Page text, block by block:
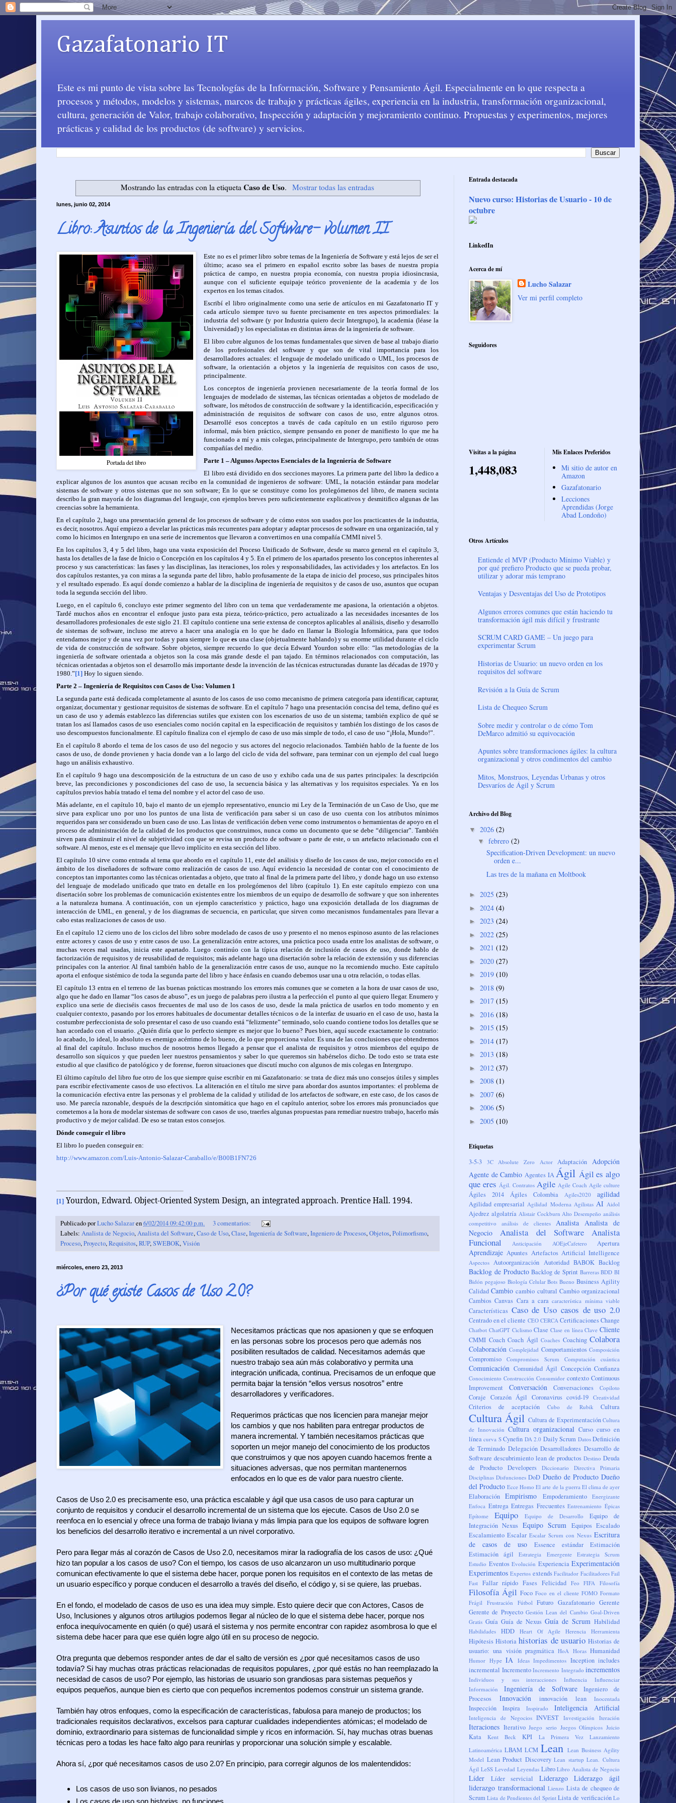
Gazafatonario IT
Este es mi punto de vista sobre las Tecnologías de la Información, Software y Pensamiento Ágil. Especialmente en lo que respecta a
procesos y métodos, modelos y sistemas, marcos de trabajo y prácticas ágiles, experiencia en la industria, transformación organizacional,
cultura, generación de Valor, trabajo colaborativo, Inspección y adaptación y mejoramiento continuo. Propuestas y experimentos, mejores
prácticas y calidad de los productos (de software) y servicios.
Mostrando las entradas con la etiquetaCaso de Uso. Mostrar todas las entradas
lunes, junio 02, 2014
Libro: Asuntos de la Ingeniería del Software- volumen II
Portada del libro
Este no es el primer libro sobre temas de la Ingeniería de Software y está lejos de ser el
último; acaso sea el primero en español escrito sobre las bases de nuestra propia
práctica de campo, en nuestra propia economía, con nuestra propia idiosincrasia,
aunque con el suficiente equipaje teórico proveniente de la academia y de los
expertos en los temas citados.
Escribí el libro originalmente como una serie de artículos en mi Gazafatonario IT y
cada artículo siempre tuvo su fuente precisamente en tres aspectos primordiales: la
industria del software (y por Industria quiero decir Intergrupo), la academia (léase la
Universidad) y los especialistas en distintas áreas de la ingeniería de software.
El libro cubre algunos de los temas fundamentales que sirven de base al trabajo diario
de los profesionales del software y que son de vital importancia para los
desarrolladores actuales: el lenguaje de modelado unificado o UML, los procesos de
software, la orientación a objetos y la ingeniería de requisitos con casos de uso,
principalmente.
Los conceptos de ingeniería provienen necesariamente de la teoría formal de los
lenguajes de modelado de sistemas, las técnicas orientadas a objetos de modelado de
software, los métodos de construcción de software y la identificación, especificación y
administración de requisitos de software con casos de uso, entre algunos otros.
Desarrollé esos conceptos a través de cada capítulo en un estilo riguroso pero
informal, más bien práctico, siempre pensando en poner de manifiesto lo que me ha
funcionado a mí y a mis colegas, principalmente de Intergrupo, pero también de otras
compañías del medio.
Parte 1 – Algunos Aspectos Esenciales de la Ingeniería de Software
El libro está dividido en dos secciones mayores. La primera parte del libro la dedico a
explicar algunos de los asuntos que acusan recibo en la comunidad de ingenieros de software: UML, la notación estándar para modelar
sistemas de software y otros sistemas que no son software; En lo que se constituye como los prolegómenos del libro, de manera sucinta
describo la gran mayoría de los diagramas del lenguaje, con ejemplos breves pero suficientemente explicativos y desmitifico algunas de las
creencias sobre la herramienta.
En el capítulo 2, hago una presentación general de los procesos de software y de cómo estos son usados por los practicantes de la industria,
es decir, nosotros. Aquí empiezo a develar las prácticas más recurrentes para adoptar y adaptar procesos de software en una organización, tal y
como lo hicimos en Intergrupo en una serie de incrementos que llevaron a convertirnos en una compañía CMMI nivel 5.
En los capítulos 3, 4 y 5 del libro, hago una vasta exposición del Proceso Unificado de Software, desde su marco general en el capítulo 3,
hasta los detalles de la fase de Inicio o Concepción en los capítulos 4 y 5. En el primero de los apartados presento los conceptos inherentes al
proceso y sus características: las fases y las disciplinas, las iteraciones, los roles y responsabilidades, las actividades y los artefactos. En los
dos capítulos restantes, ya con miras a la segunda parte del libro, hablo profusamente de la etapa de inicio del proceso, sus principales hitos
y el resultado esperado. Es aquí donde comienzo a hablar de la disciplina de ingeniería de requisitos y de casos de uso, asuntos que ocupan
toda la segunda sección del libro.
Luego, en el capítulo 6, concluyo este primer segmento del libro con un tema que verdaderamente me apasiona, la orientación a objetos.
Tardé muchos años en encontrar el enfoque justo para esta pieza, teórico-práctico, pero actualizado a las necesidades incesantes de los
desarrolladores profesionales de este siglo 21. El capítulo contiene una serie extensa de conceptos aplicables al análisis, diseño y desarrollo
de sistemas de software, incluso me atrevo a hacer una analogía en lo que he dado en llamar la Biología Informática, para que todos
entendamos mejor y de una vez por todas y para siempre lo quees una clase (objetualmente hablando) y su enorme utilidad durante el ciclo
de vida de construcción de software. Sobre objetos, siempre recuerdo lo que decía Edward Yourdon sobre ello: “las metodologías de la
ingeniería de software orientada a objetos son la cosa más grande desde el pan tajado. En términos relacionados con computación, las
técnicas orientadas a objetos son el desarrollo más importante desde la invención de las técnicas estructuradas durante las décadas de 1970 y
1980.”[1] Hoy lo siguen siendo.
Parte 2 – Ingeniería de Requisitos con Casos de Uso: Volumen 1
La segunda parte está dedicada completamente al asunto de los casos de uso como mecanismo de primera categoría para identificar, capturar,
organizar, documentar y gestionar requisitos de sistemas de software. En el capítulo 7 hago una presentación concisa del tema, defino qué es
un caso de uso y además establezco las diferencias sutiles que existen con los escenarios de uso de un sistema; también explico de qué se
tratan los así llamados casos de uso esenciales como noción capital en la especificación de requisitos y también los distingo de los casos de
uso descompuestos funcionalmente. El capítulo finaliza con el ejemplo de caso de uso más simple de todo, el caso de uso “¡Hola, Mundo!”.
En el capítulo 8 abordo el tema de los casos de uso del negocio y sus actores del negocio relacionados. También hablo de la fuente de los
casos de uso, de donde provienen y hacia donde van a lo largo del ciclo de vida del software, para terminar con un ejemplo del cual luego
hago un análisis exhaustivo.
En el capítulo 9 hago una descomposición de la estructura de un caso de uso y exhibo cada una de sus partes principales: la descripción
breve, las precondiciones y poscondiciones del caso de uso, la secuencia básica y las alternativas y los requisitos especiales. Ya en los
capítulos previos había tratado el tema del nombre y el actor del caso de uso.
Más adelante, en el capítulo 10, bajo el manto de un ejemplo representativo, enuncio mi Ley de la Terminación de un Caso de Uso, que me
sirve para explicar uno por uno los puntos de una lista de verificación para saber si un caso de uso cuenta con los atributos mínimos
requeridos para ser considerado un buen caso de uso. Las listas de verificación deben verse como instrumentos o herramientas de apoyo en el
proceso de administración de la calidad de los productos que construimos, nunca como un documento que se debe “diligenciar”. También
sirven para disminuir el nivel de subjetividad con que se revisa un producto de software o parte de este, o un artefacto relacionado con el
software. Al menos, este es el mensaje que llevo implícito en esta sección del libro.
El capítulo 10 sirve como entrada al tema que abordo en el capítulo 11, este del análisis y diseño de los casos de uso, mejor conocido en el
ámbito de los diseñadores de software como realización de casos de uso. Aquí evidencio la necesidad de contar con el conocimiento de
conceptos tan importantes como las técnicas orientadas a objeto, que trato al final de la primera parte del libro, y donde hago un uso extenso
del lenguaje de modelado unificado que trato en detalle en los prolegómenos del libro (capítulo 1). En este capítulo empiezo con una
disertación sobre los problemas de comunicación existentes entre los miembros de un equipo de desarrollo de software y que son inherentes
a la naturaleza humana. A continuación, con un ejemplo característico y práctico, hago una exposición detallada de los diagramas de
interacción de UML, en general, y de los diagramas de secuencia, en particular, que sirven como mecanismos fundamentales para llevar a
cabo estas realizaciones de casos de uso.
En el capítulo 12 cierro uno de los ciclos del libro sobre modelado de casos de uso y presento el no menos espinoso asunto de las relaciones
entre actores y casos de uso y entre casos de uso. La generalización entre actores, una práctica poco usada entre los analistas de software, o
muchas veces mal usadas, inicia este apartado. Luego continúo con la típica relación de inclusión de casos de uso, donde hablo de
factorización de requisitos y de reusabilidad de requisitos; más adelante hago una disertación sobre la relación de extensión y sus diferencias
principales con la anterior. Al final también hablo de la generalización entre casos de uso, aunque no la recomiendo mucho. Este capítulo
aporta el enfoque sistémico de toda la segunda parte del libro y hace énfasis en cuando debemos usar una u otra relación, o todas ellas.
El capítulo 13 entra en el terreno de las buenas prácticas mostrando los errores más comunes que se cometen a la hora de usar casos de uso,
algo que he dado en llamar “los casos de abuso”, es un juego de palabras pero ilustra a la perfección el punto al que quiero llegar. Enumero y
explico una serie de dieciséis casos frecuentes de mal uso de los casos de uso, desde la mala práctica de usarlos en todo momento y en
cualquier contexto, pasando por los errores habituales de documentar detalles técnicos o de la interfaz de usuario en el caso de uso, hasta la
costumbre perfeccionista de solo presentar el caso de uso cuando está “felizmente” terminado, solo cuando contiene todos los detalles que se
han acordado con el usuario. ¿Quién diría que lo perfecto siempre es mejor que lo bueno? Pues bien, aquí sucede exactamente lo contrario:
lo acabado, lo ideal, lo absoluto es enemigo acérrimo de lo bueno, de lo que proporciona valor. Es una de las conclusiones que obtendremos
al final del capítulo. Incluso muchos de nosotros hemos llegado a pensar que el analista de requisitos y otros miembros del equipo de
desarrollo son síquicos y que pueden leer nuestros pensamientos y saber lo que queremos sin habérselos dicho. De todo esto se trata este
estudio al que clasifico de patológico y de forense, fueron situaciones que discutí mucho con algunos de mis colegas en Intergrupo.
El último capítulo del libro fue otro de los que siempre quise escribir en mi Gazafatonario: se trata de diez más uno consejos útiles y simples
para escribir efectivamente casos de uso efectivos. La aliteración en el título me sirve para abordar dos asuntos importantes: el problema de
la comunicación efectiva entre las personas y el problema de la calidad y utilidad de los artefactos de software, en este caso, de los casos de
uso. Me parecía razonable, después de la descripción sintomática que hago en el capítulo anterior, sobre los errores más pronunciados que
cometemos a la hora de modelar sistemas de software con casos de uso, traerles algunas propuestas para remediar nuestro trabajo, hacerlo más
productivo y de mejor calidad. De eso se tratan estos consejos.
Dónde conseguir el libro
El libro lo pueden conseguir en:
http://www.amazon.com/Luis-Antonio-Salazar-Caraballo/e/B00B1FN726
[1] Yourdon, Edward. Object-Oriented System Design, an integrated approach. Prentice Hall. 1994.
Publicado porLucho Salazaren6/02/2014 09:42:00 p.m.
3 comentarios:
Labels: Analista de Negocio,Analista del Software,Caso de Uso,Clase,Ingeniería de Software,Ingeniero de Procesos,Objetos,Polimorfismo,
Proceso,Proyecto,Requisitos,RUP,SWEBOK,Visión
miércoles, enero 23, 2013
¿Por qué existe Casos de Uso 2.0?
Necesitamos prácticas que nos apasionen y que se enfoquen
en las personas sobre los procesos pero que además nos
posibiliten resultados de calidad. Necesitamos además que
nuestro trabajo sea aún más colaborativo y permita una
integración unificada, continua. Precisamos de un enfoque que
permita bajar la tensión “ellos versus nosotros” entre
desarrolladores y verificadores.
Requerimos prácticas que nos licencien para manejar mejor
los cambios y que nos habiliten para entregar productos de
manera incremental. Y también necesitamos prácticas que
soporten un mejor manejo del conocimiento de los productos
que construimos y que nos apoyen cuando hacemos frente a
situaciones adversas, que nos permitan mantenernos
enfocados en lo que es de valor para nuestro cliente.
Casos de Uso 2.0 es precisamente eso, una práctica escalable y ágil que usa casos de uso para capturar un
conjunto de requisitos y conducir el desarrollo incremental de un sistema que los ejecute. Casos de Uso 2.0 se
reenfoca en lo esencial y ofrece una forma de trabajo liviana y más limpia para que los equipos de software logren
los beneficios del desarrollo iterativo e incremental a un nivel corporativo.
Pero para llegar más al corazón de Casos de Uso 2.0, necesitamos mirar la radiografía de los casos de uso: ¿Qué
hizo tan popular a los casos de uso? Con el tiempo, los casos de uso alcanzaron un uso multitudinario porque
comunican efectivamente lo que el sistema debe hacer, porque ponen los requisitos en el contexto de las metas de
un usuario específico y porque conducen el desarrollo a través del diseño, el código y, si se quiere, las pruebas.
En el fondo, el modelado de casos de uso es una idea muy simple. Esto quiere decir que con Actores, Casos de
Uso, Inclusiones y algunos otros artilugios podemos llegar al núcleo de lo que el sistema debe hacer, porque nos
enfoca inequívocamente en quién (o qué) usará el sistema y nos permite encontrar con rapidez asombrosa lo que el
sistema debe hacer para que ese quién logre algo útil en su proceso de negocio.
Otra pregunta que debemos responder antes de dar el salto de versión es ¿por qué necesitamos casos de uso
todavía? Si hay muchas otras prácticas relacionadas de requisitos populares, ¿por qué estás no han reemplazado la
necesidad de casos de uso? Por ejemplo, las historias de usuario son grandiosas para sistemas pequeños y
equipos pequeños, aunque bien es cierto que con pequeños incrementos podemos construir un sistema grande.
También hay otros enfoques, como la especificación de características, fabulosa para manejo de productos; los
tradicionales requisitos declarativos, excelsos para capturar cualidades independientes atómicas; el modelado de
dominio, extraordinario para sistemas de funcionalidad simple y ricos en información. Sí, hay muchas otras buenas
técnicas pero a todas les hace falto algo para reunirlas y proporcionar una solución simple y escalable.
Ahora sí, ¿por qué necesitamos casos de uso 2.0? En principio, para corregir algunos de los malentendidos:
Los casos de uso son livianos, no pesados
Los casos de uso son historias, no funciones
Entrada destacada
Nuevo curso: Historias de Usuario - 10 de
octubre
LinkedIn
Acerca de mí
Lucho Salazar
Ver mi perfil completo
Seguidores
Visitas a la página
1,448,083
Mis Enlaces Preferidos
Mi sitio de autor en
Amazon
Gazafatonario
Lecciones
Aprendidas (Jorge
Abad Londoño)
Otros Artículos
Entiende el MVP (Producto Mínimo Viable) y
por qué prefiero Producto que se pueda probar,
utilizar y adorar más temprano
Ventajas y Desventajas del Uso de Prototipos
Algunos errores comunes que están haciendo tu
transformación ágil más difícil y frustrante
SCRUM CARD GAME – Un juego para
experimentar Scrum
Historias de Usuario: un nuevo orden en los
requisitos del software
Revisión a la Guía de Scrum
Lista de Chequeo Scrum
Sobre medir y controlar o de cómo Tom
DeMarco admitió su equivocación
Apuntes sobre transformaciones ágiles: la cultura
organizacional y otros condimentos del cambio
Mitos, Monstruos, Leyendas Urbanas y otros
Desvaríos de Ágil y Scrum
Archivo del Blog
▼ 2026 (2)
▼ febrero (2)
Specification-Driven Development: un nuevo
orden e...
Las tres de la mañana en Moltbook
► 2025 (23)
► 2024 (4)
► 2023 (24)
► 2022 (25)
► 2021 (12)
► 2020 (27)
► 2019 (10)
► 2018 (9)
► 2017 (15)
► 2016 (18)
► 2015 (15)
► 2014 (17)
► 2013 (18)
► 2012 (37)
► 2008 (1)
► 2007 (6)
► 2006 (5)
► 2005 (10)
Etiquetas
3-5-3
3C Absolute Zero Actor Adaptación Adopción
Agente de Cambio Agentes IA Ágil Ágil es algo
que eres Ágil. Contratos Agile Agile Coach Agile culture
Ágiles 2014 Ágiles Colombia Agiles2020 agilidad
Agilidad empresarial Agilidad Moderna Agilistas AI Aidol
Ajedrez algolatría Alistair Cockburn Alto Desempeño análisis
competitivo
análisis de clientes Analista Analista de
Negocio
Analista del Software
Analista
Funcional
Anticipación AOEjeCafetero Apertura
Aprendizaje Apuntes Artefactos Artificial Intelligence
Aspectos Autoorganización Autoridad BABOK Backlog
Backlog de Producto Backlog de Sprint Barreras BDD BI
Bidón pegajoso Biología Celular Bots Bueno Business Agility
Calidad Cambio cambio cultural Cambio organizacional
Cambios Canvas Cara a cara característica mínima viable
Características Caso de Uso casos de uso 2.0
Centrado en el cliente CEO CERCA CertificacionesChange
Chatbot ChatGPT Ciclismo Clase Clase en línea Clave Cliente
CMMI Coach Coach Ágil Coaches Coaching Colabora
Colaboración Complejidad Comportamientos Composición
Compromiso Compromisos Scrum Computación cuántica
Comunicación Comunidad Ágil Concepción Confianza
Conocimiento Construcción Consumidor contexto Continuous
Improvement
Conversación Conversaciones Copiloto
Coraje Corazón Ágil Coronavirus covid-19 Creatividad
Criterios de aceptación Cubo de Rubik Cultura
Cultura Ágil Cultura de Experimentación Cultura
de Innovación Cultura organizacional Curso curso en
línea curva S Cynefin DA 2.0 Daily Scrum Datos Definición
de Terminado Delegación Desarrolladores Desarrollo de
Software descubrimiento lean de productos Destino Deuda
de Producto Developers Diccionario
Directiva Primaria
Disciplinas Disfunciones DoD Dueño de Producto Dueño
del Producto Ecce Homo El arte de la guerra El clima de ayer
Elaboración Empirismo Empoderamiento
Energizante
Enfoca Entrega Entregas Frecuentes Entrenamiento Épicas
Epítome
Equipo Equipo de Desarrollo
Equipo de
Integración Nexus Equipo Scrum Equipos Escalado
Escalamiento Escalar Escalar Scrum con Nexus Escritura
de casos de uso
Essence estándar
Estimación
Estimación ágil
Estrategia Emergente
Estrategia Scrum
Estudio Eventos Evolución Experiencia Experimentación
Experimentos Expertos extends Facilitador Facilitadores Fail
Fast Fallar rápido Fases Felicidad Feo FIFA Filosofía
Filosofía Ágil Foco Foco en el cliente FOMO Formato
Frágil Frustración Fútbol Futuro Gazafatonario Gerente
Gerente de Proyecto Gestión Lean del Cambio Goal-Driven
Gratis Guía Guía de Nexus Guía de Scrum Habilidad
Habilidades HDD Heart Of Agile Herencia Herramienta
Hipótesis Historia historias de usuario Historias de
usuario: una visión pragmática HoA Horas Humanidad
Humor Hype IA Ideas Impedimentos Inception includes
incremental Incremento Incremento Integrado incrementos
Individuos y sus interacciones Influencia
Influenciar
Información
Ingeniería de Software
Ingeniero de
Procesos
Innovación innovación lean Inocentada
Inspección Inspira Inspirado Inteligencia Artificial
Inteligencia de Negocios INVEST Investigación Iteración
Iteraciones Iterativo Juego serio Juegos Olímpicos Juicio
Kata Kent Beck KPI La Primera Vez
Lanzamiento
Latinoamérica LBAM LCM Lean Lean Business Agility
Model Lean Product Discovery Lean startup Lean. Cultura
Ágil LeSS Levedad Leyendas Libro Libro Analista de Negocio
Líder Líder servicial Liderazgo
Liderazgo ágil
liderazgo transformacional Lienzo Lista de chequeo de
Scrum Lista de Pendientes del Sprint Lista de verificación Lo